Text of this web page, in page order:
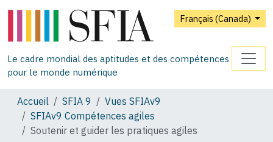
Français (Canada)
Le cadre mondial des aptitudes et des compétences
pour le monde numérique
Accueil SFIA 9
Vues SFIAv9
SFIAv9 Compétences agiles
Soutenir et guider les pratiques agiles